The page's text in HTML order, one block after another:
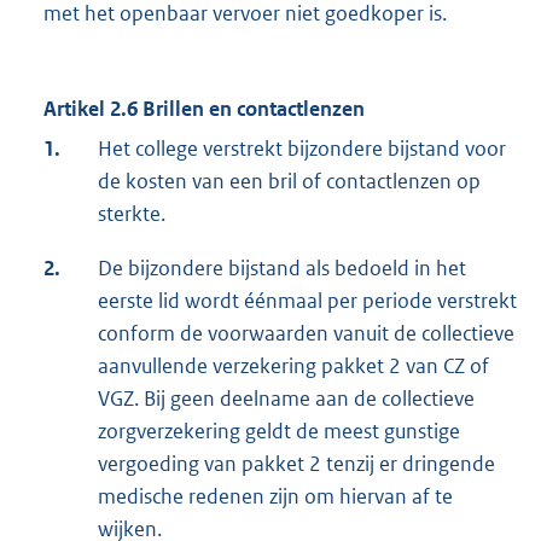
met het openbaar vervoer niet goedkoper is.
Artikel 2.6 Brillen en contactlenzen
1.
Het college verstrekt bijzondere bijstand voor
de kosten van een bril of contactlenzen op
sterkte.
2.
De bijzondere bijstand als bedoeld in het
eerste lid wordt éénmaal per periode verstrekt
conform de voorwaarden vanuit de collectieve
aanvullende verzekering pakket 2 van CZ of
VGZ. Bij geen deelname aan de collectieve
zorgverzekering geldt de meest gunstige
vergoeding van pakket 2 tenzij er dringende
medische redenen zijn om hiervan af te
wijken.